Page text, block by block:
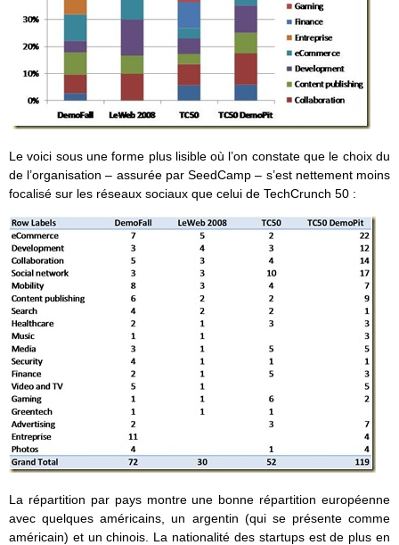
Le voici sous une forme plus lisible où l’on constate que le choix du
de l’organisation – assurée par SeedCamp – s’est nettement moins
focalisé sur les réseaux sociaux que celui de TechCrunch 50 :
La répartition par pays montre une bonne répartition européenne
avec quelques américains, un argentin (qui se présente comme
américain) et un chinois. La nationalité des startups est de plus en